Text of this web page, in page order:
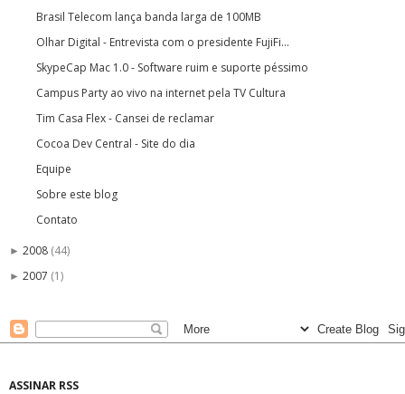
Brasil Telecom lança banda larga de 100MB
Olhar Digital - Entrevista com o presidente FujiFi...
SkypeCap Mac 1.0 - Software ruim e suporte péssimo
Campus Party ao vivo na internet pela TV Cultura
Tim Casa Flex - Cansei de reclamar
Cocoa Dev Central - Site do dia
Equipe
Sobre este blog
Contato
► 2008 (44)
► 2007 (1)
ASSINAR RSS